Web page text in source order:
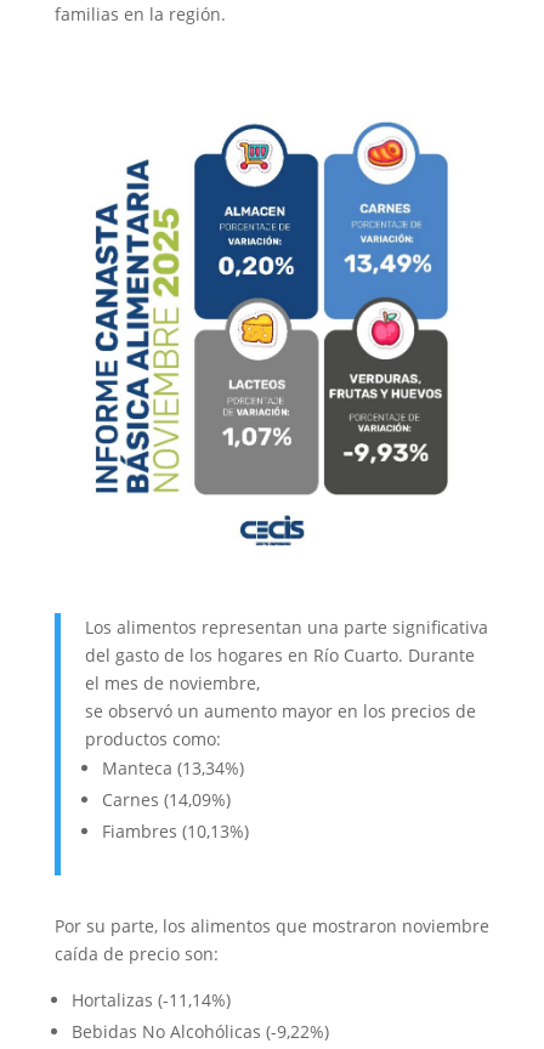
familias en la región.
Los alimentos representan una parte significativa
del gasto de los hogares en Río Cuarto. Durante
el mes de noviembre,
se observó un aumento mayor en los precios de
productos como:
Manteca (13,34%)
Carnes (14,09%)
Fiambres (10,13%)
Por su parte, los alimentos que mostraron noviembre
caída de precio son:
Hortalizas (-11,14%)
Bebidas No Alcohólicas (-9,22%)